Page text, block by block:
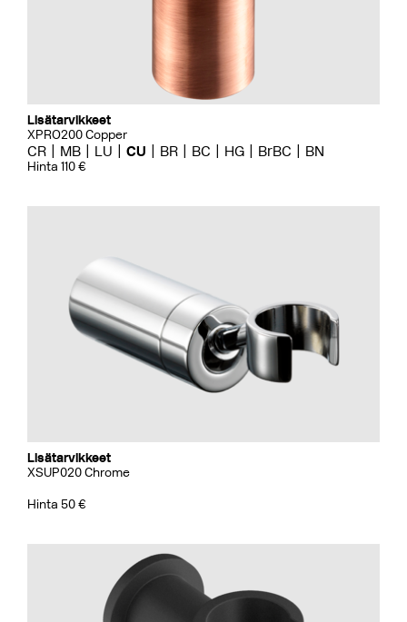
Lisätarvikkeet
XPRO200 Copper
CR MB LU CU BR BC HG BrBC BN
Hinta 110 €
Lisätarvikkeet
XSUP020 Chrome
Hinta 50 €